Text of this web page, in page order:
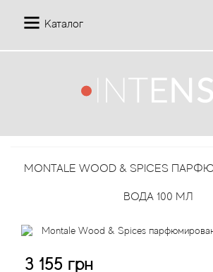
Каталог
MONTALE WOOD & SPICES
ВОДА 100 МЛ
3 155 грн
12 Parfumeurs Francais
19-69
27 87 Perfumes
Отзывы
Доставка
История заказов
Рассылка новостей